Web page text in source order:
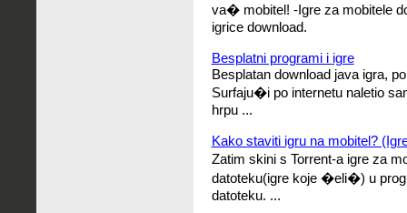
va� mobitel! -Igre za mobitele
igrice download.
Besplatni programi i igre
Besplatan download java igra,
Surfaju�i po internetu naletio
hrpu ...
Kako staviti igru na mobitel?
Zatim skini s Torrent-a igre za
datoteku(igre koje �eli�) u
datoteku. ...